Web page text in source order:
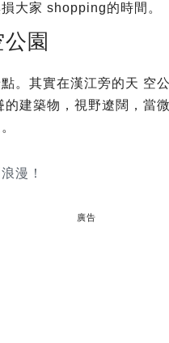
大家 shopping的時間。
園
。其實在漢江旁的天 空
建築物，視野遼闊，當
漫！
廣告